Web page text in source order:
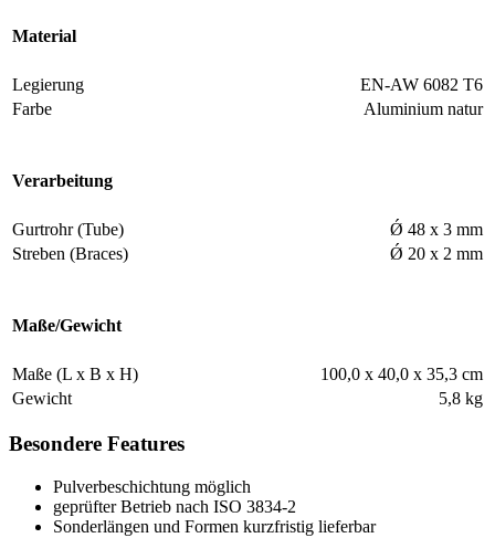
Material
Legierung
EN-AW 6082 T6
Farbe
Aluminium natur
Verarbeitung
Gurtrohr (Tube)
Ǿ 48 x 3 mm
Streben (Braces)
Ǿ 20 x 2 mm
Maße/Gewicht
Maße (L x B x H)
100,0 x 40,0 x 35,3 cm
Gewicht
5,8 kg
Besondere Features
Pulverbeschichtung möglich
geprüfter Betrieb nach ISO 3834-2
Sonderlängen und Formen kurzfristig lieferbar